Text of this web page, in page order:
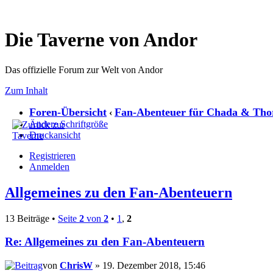
Die Taverne von Andor
Das offizielle Forum zur Welt von Andor
Zum Inhalt
Foren-Übersicht ‹ Fan-Abenteuer für Chada &
Ändere Schriftgröße
Druckansicht
Registrieren
Anmelden
Allgemeines zu den Fan-Abenteuern
13 Beiträge • Seite 2 von 2 • 1 , 2
Re: Allgemeines zu den Fan-Abenteuern
von ChrisW » 19. Dezember 2018, 15:46